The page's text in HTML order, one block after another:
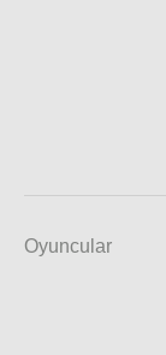
Oyuncular